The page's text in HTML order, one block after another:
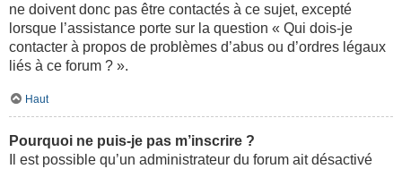
ne doivent donc pas être contactés à ce sujet, excepté
lorsque l’assistance porte sur la question « Qui dois-je
contacter à propos de problèmes d’abus ou d’ordres légaux
liés à ce forum ? ».
Haut
Pourquoi ne puis-je pas m’inscrire ?
Il est possible qu’un administrateur du forum ait désactivé